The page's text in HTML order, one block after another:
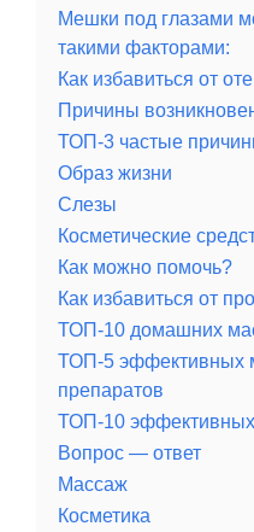
Мешки под глазами
такими факторами:
Как избавиться от
Причины
ТОП-3 частые
Образ жизни
Слезы
Косметические
Как можно помочь?
Как избавиться от
ТОП-10 домашних
ТОП-5 эффективных
препаратов
ТОП-10
Вопрос — ответ
Массаж
Косметика